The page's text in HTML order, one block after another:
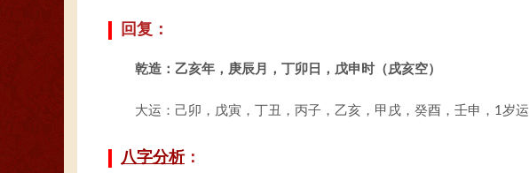
回复：
乾造：乙亥年，庚辰月，丁卯日，戊申时（戌亥空）
大运：己卯，戊寅，丁丑，丙子，乙亥，甲戌，癸酉，壬申，1岁运
八字分析：